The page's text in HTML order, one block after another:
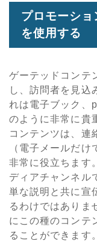
プロモーシ
を使用する
ゲーテッドコンテ
し、訪問者を見込
れは電子ブック、
のように非常に貴
コンテンツは、連
（電子メールだ
非常に役立ちます
ディアチャンネル
単な説明と共に宣
るわけではありま
にこの種のコンテ
ることができます。